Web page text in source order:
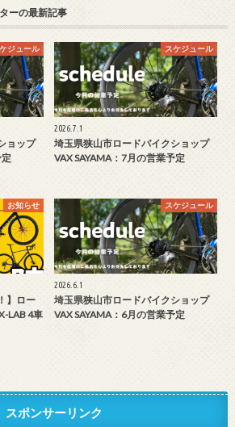
ーの最新記事
ジュール
ョップ
定
スケジュール
2026.7.1
埼玉県狭山市ロードバイクショップ
VAX SAYAMA：7月の営業予定
お知らせ
】ロー
LAB 4車
スケジュール
2026.6.1
埼玉県狭山市ロードバイクショップ
VAX SAYAMA：6月の営業予定
スポンサーリンク